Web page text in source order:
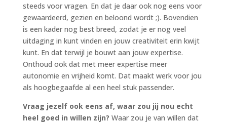
steeds voor vragen. En dat je daar ook nog eens voor
gewaardeerd, gezien en beloond wordt ;). Bovendien
is een kader nog best breed, zodat je er nog veel
uitdaging in kunt vinden en jouw creativiteit erin kwijt
kunt. En dat terwijl je bouwt aan jouw expertise.
Onthoud ook dat met meer expertise meer
autonomie en vrijheid komt. Dat maakt werk voor jou
als hoogbegaafde al een heel stuk passender.
Vraag jezelf ook eens af, waar zou jij nou echt
heel goed in willen zijn? Waar zou je van willen dat